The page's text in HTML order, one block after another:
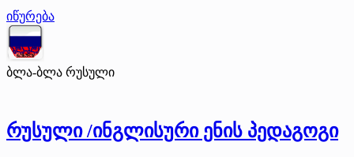
იწურება
ბლა-ბლა რუსული
რუსული /ინგლისური ენის პედაგოგი